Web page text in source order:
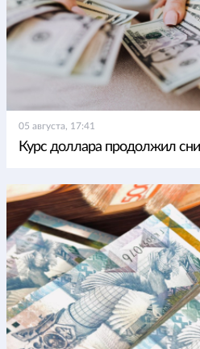
05 августа, 17:41
Курс доллара продолжил